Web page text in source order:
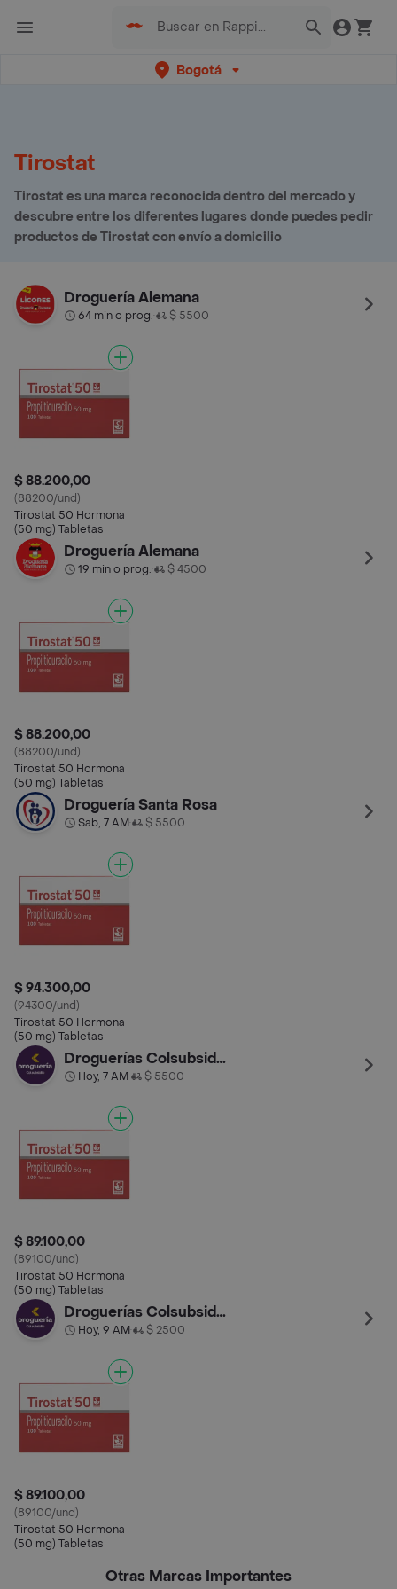
Bogotá
Tirostat
Tirostat es una marca reconocida dentro del mercado y
descubre entre los diferentes lugares donde puedes pedir
productos de Tirostat con envío a domicilio
Droguería Alemana
64 min o prog.• $ 5500
$ 88.200,00
(88200/und)
Tirostat 50 Hormona
(50 mg) Tabletas
Droguería Alemana
19 min o prog.• $ 4500
$ 88.200,00
(88200/und)
Tirostat 50 Hormona
(50 mg) Tabletas
Droguería Santa Rosa
Sab, 7 AM• $ 5500
$ 94.300,00
(94300/und)
Tirostat 50 Hormona
(50 mg) Tabletas
Droguerías Colsubsidio
Hoy, 7 AM• $ 5500
$ 89.100,00
(89100/und)
Tirostat 50 Hormona
(50 mg) Tabletas
Droguerías Colsubsidio
Hoy, 9 AM• $ 2500
$ 89.100,00
(89100/und)
Tirostat 50 Hormona
(50 mg) Tabletas
Otras Marcas Importantes